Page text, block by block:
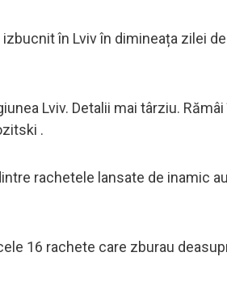
izbucnit în Lviv în dimineața zilei
Lviv. Detalii mai târziu.
.
rachetele lansate de inamic
16 rachete care zburau